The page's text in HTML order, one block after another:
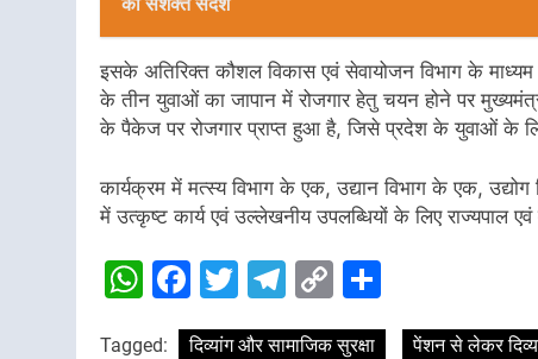
इसके अतिरिक्त कौशल विकास एवं सेवायोजन विभाग के
के तीन युवाओं का जापान में रोजगार हेतु चयन होने पर
के पैकेज पर रोजगार प्राप्त हुआ है, जिसे प्रदेश के युवाओं के लिए
कार्यक्रम में मत्स्य विभाग के एक, उद्यान विभाग के एक,
में उत्कृष्ट कार्य एवं उल्लेखनीय उपलब्धियों के लिए राज्यपाल एवं
WhatsApp
Facebook
Twitter
Telegram
Copy
Link
Tagged: दिव्यांग और सामाजिक सुरक्षा पेंशन से लेकर